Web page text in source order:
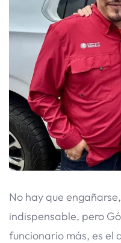
​No hay que
indispensable, pero
funcionario más, es el